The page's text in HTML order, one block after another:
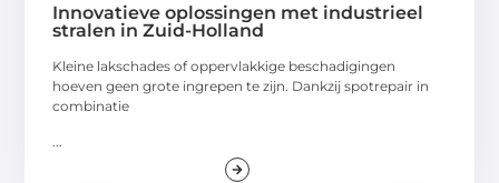
Innovatieve oplossingen met industrieel
stralen in Zuid-Holland
Kleine lakschades of oppervlakkige beschadigingen
hoeven geen grote ingrepen te zijn. Dankzij spotrepair in
combinatie
...